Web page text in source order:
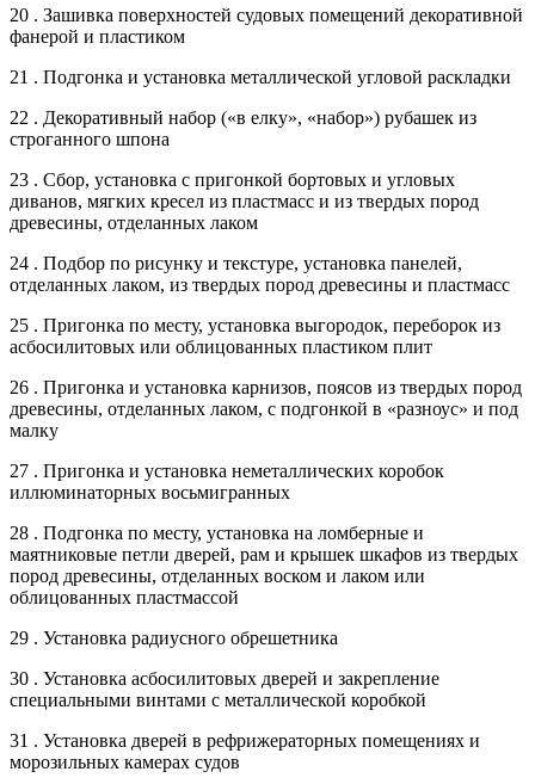
20 . Зашивка поверхностей судовых помещений декоративной
фанерой и пластиком
21 . Подгонка и установка металлической угловой раскладки
22 . Декоративный набор («в елку», «набор») рубашек из
строганного шпона
23 . Сбор, установка с пригонкой бортовых и угловых
диванов, мягких кресел из пластмасс и из твердых пород
древесины, отделанных лаком
24 . Подбор по рисунку и текстуре, установка панелей,
отделанных лаком, из твердых пород древесины и пластмасс
25 . Пригонка по месту, установка выгородок, переборок из
асбосилитовых или облицованных пластиком плит
26 . Пригонка и установка карнизов, поясов из твердых пород
древесины, отделанных лаком, с подгонкой в «разноус» и под
малку
27 . Пригонка и установка неметаллических коробок
иллюминаторных восьмигранных
28 . Подгонка по месту, установка на ломберные и
маятниковые петли дверей, рам и крышек шкафов из твердых
пород древесины, отделанных воском и лаком или
облицованных пластмассой
29 . Установка радиусного обрешетника
30 . Установка асбосилитовых дверей и закрепление
специальными винтами с металлической коробкой
31 . Установка дверей в рефрижераторных помещениях и
морозильных камерах судов